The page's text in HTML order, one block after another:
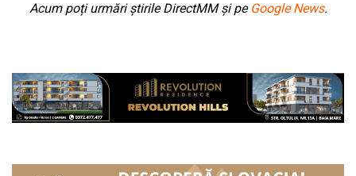
Acum poți urmări știrile DirectMM și pe Google News.